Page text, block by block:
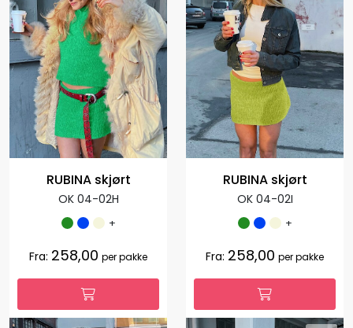
RUBINA skjørt
OK 04-02H
+
Fra: 258,00 per pakke
RUBINA skjørt
OK 04-02I
+
Fra: 258,00 per pakke